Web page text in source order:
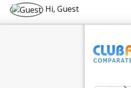
Hi, Guest